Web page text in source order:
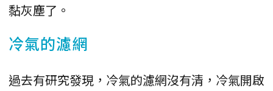
黏灰塵了。
冷氣的濾網
過去有研究發現，冷氣的濾網沒有清，冷氣開啟